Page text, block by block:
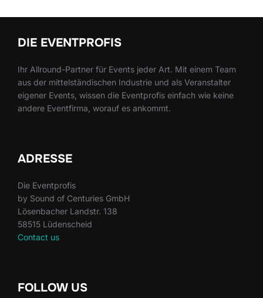
DIE EVENTPROFIS
Ihr Allround-Partner für Events jeder Art. Mit einem Team
aus der mittelständischen Industrie und als Veranstalter
eigener Events, wissen die Eventprofis einfach wie keine
andere Eventfirma, worauf es ankommt.
ADRESSE
Die Eventprofis
by Sound of Centuries GmbH
Lösenbacher Landstr. 138
58515 Lüdenscheid
Contact us
FOLLOW US